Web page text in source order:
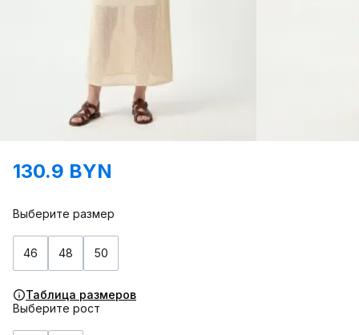
130.9 BYN
Выберите размер
46 48 50
Таблица размеров
Выберите рост